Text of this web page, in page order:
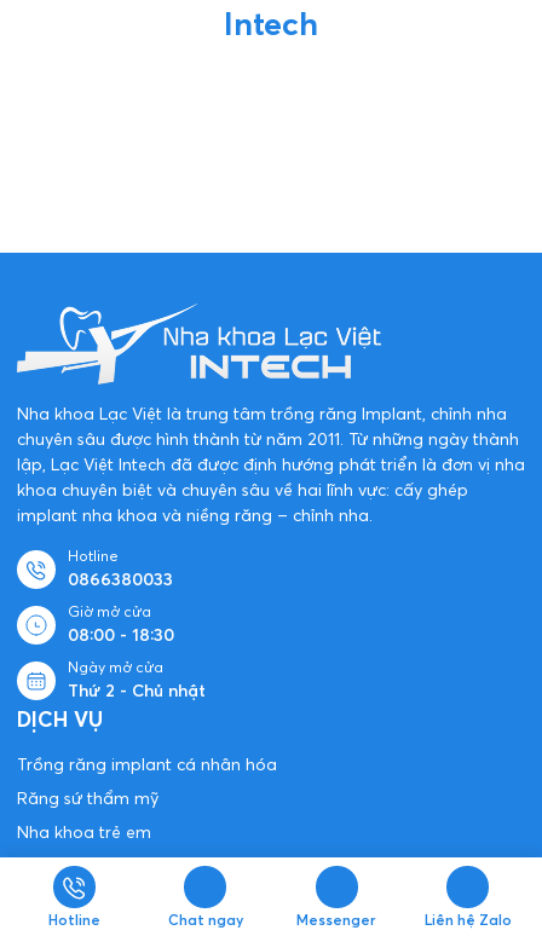
Intech
Nha khoa Lạc Việt là trung tâm trồng răng Implant, chỉnh nha
chuyên sâu được hình thành từ năm 2011. Từ những ngày thành
lập, Lạc Việt Intech đã được định hướng phát triển là đơn vị nha
khoa chuyên biệt và chuyên sâu về hai lĩnh vực: cấy ghép
implant nha khoa và niềng răng – chỉnh nha.
Hotline
0866380033
Giờ mở cửa
08:00 - 18:30
Ngày mở cửa
Thứ 2 - Chủ nhật
DỊCH VỤ
Trồng răng implant cá nhân hóa
Răng sứ thẩm mỹ
Nha khoa trẻ em
Nha khoa tổng quát
ĐỊA CHỈ CHI NHÁNH
Hotline Chat ngay Messenger Liên hệ Zalo